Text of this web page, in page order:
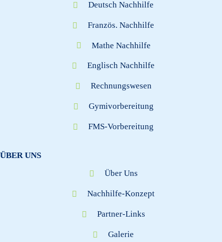
Deutsch Nachhilfe
Französ. Nachhilfe
Mathe Nachhilfe
Englisch Nachhilfe
Rechnungswesen
Gymivorbereitung
FMS-Vorbereitung
ÜBER UNS
Über Uns
Nachhilfe-Konzept
Partner-Links
Galerie